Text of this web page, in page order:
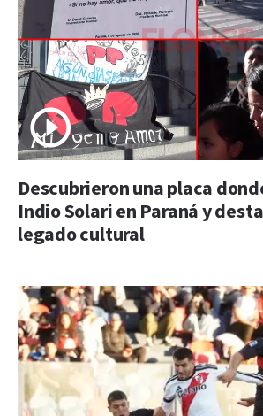
Descubrieron una placa
Indio Solari en Paraná y
legado cultural